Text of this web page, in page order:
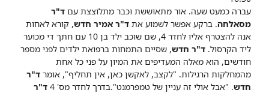
עברה כמעט שעה. אור מתאוששת וכבר מתלוצצת עם ד"ר
מסאלחה. ברקע אפשר לשמוע את ד"ר אמיר חדש, קורא לאחות
אנה להצטרף אליו לחדר 4, שם שוכב ילד בן 10 עם חתך די מכוער
ליד הקרסול. ד"ר חדש, שסיים התמחות ברפואת ילדים לפני מספר
חודשים, הוא מאלה המעדיפים את המיון על פני כל אחת
מהמחלקות הרגילות. "לקצב, לאקשן כאן, אין תחליף", אומר ד"ר
חדש. "אבל אולי זה עניין של טמפרמנט".בדרך לחדר מס' 4
ד"ר